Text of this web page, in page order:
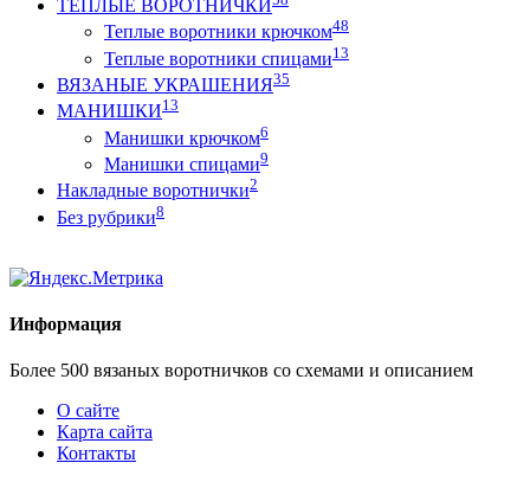
ТЕПЛЫЕ ВОРОТНИЧКИ
Теплые воротники крючком48
Теплые воротники спицами13
ВЯЗАНЫЕ УКРАШЕНИЯ35
МАНИШКИ13
Манишки крючком6
Манишки спицами9
Накладные воротнички2
Без рубрики8
Информация
Более 500 вязаных воротничков со схемами и описанием
О сайте
Карта сайта
Контакты